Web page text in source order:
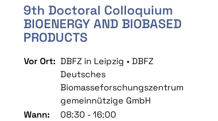
9th Doctoral Colloquium
BIOENERGY AND BIOBASED
PRODUCTS
Vor Ort: DBFZ in Leipzig • DBFZ
Deutsches
Biomasseforschungszentrum
gemeinnützige GmbH
Wann:
08:30 - 16:00